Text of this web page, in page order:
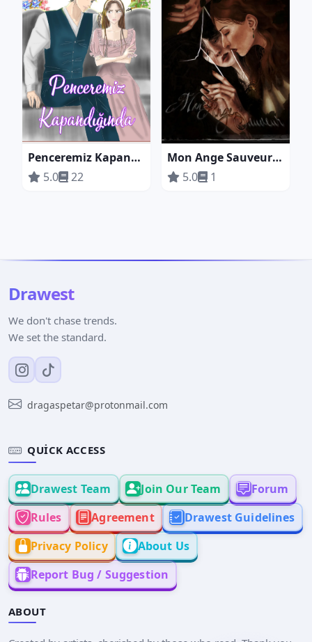
Penceremiz Kapandığında
5.0
22
Mon Ange Sauveur (Kurtarıcı Meleğim)
5.0
1
Drawest
We don't chase trends.
We set the standard.
dragaspetar@protonmail.com
QUICK ACCESS
Drawest Team Join Our Team
Forum
Rules
Agreement
Drawest Guidelines
Privacy Policy
About Us
Report Bug / Suggestion
ABOUT